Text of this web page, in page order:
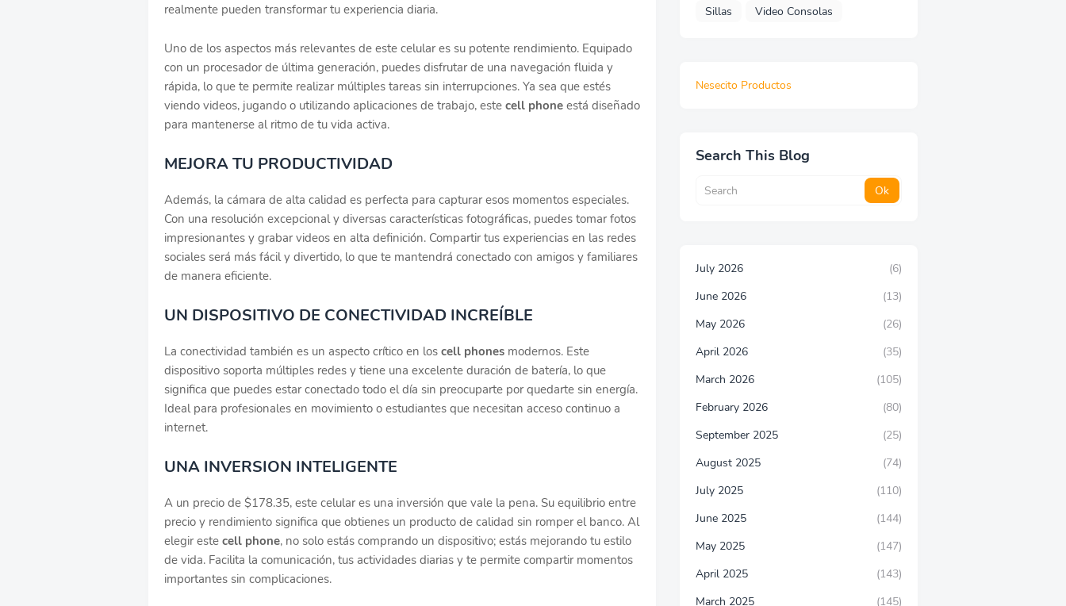
realmente pueden transformar tu experiencia diaria.
Uno de los aspectos más relevantes de este celular es su potente rendimiento. Equipado
con un procesador de última generación, puedes disfrutar de una navegación fluida y
rápida, lo que te permite realizar múltiples tareas sin interrupciones. Ya sea que estés
viendo videos, jugando o utilizando aplicaciones de trabajo, este cell phone está diseñado
para mantenerse al ritmo de tu vida activa.
MEJORA TU PRODUCTIVIDAD
Además, la cámara de alta calidad es perfecta para capturar esos momentos especiales.
Con una resolución excepcional y diversas características fotográficas, puedes tomar fotos
impresionantes y grabar videos en alta definición. Compartir tus experiencias en las redes
sociales será más fácil y divertido, lo que te mantendrá conectado con amigos y familiares
de manera eficiente.
UN DISPOSITIVO DE CONECTIVIDAD INCREÍBLE
La conectividad también es un aspecto crítico en los cell phones modernos. Este
dispositivo soporta múltiples redes y tiene una excelente duración de batería, lo que
significa que puedes estar conectado todo el día sin preocuparte por quedarte sin energía.
Ideal para profesionales en movimiento o estudiantes que necesitan acceso continuo a
internet.
UNA INVERSION INTELIGENTE
A un precio de $178.35, este celular es una inversión que vale la pena. Su equilibrio entre
precio y rendimiento significa que obtienes un producto de calidad sin romper el banco. Al
elegir este cell phone, no solo estás comprando un dispositivo; estás mejorando tu estilo
de vida. Facilita la comunicación, tus actividades diarias y te permite compartir momentos
importantes sin complicaciones.
Sillas
Video Consolas
Nesecito Productos
Search This Blog
July 2026
(6)
June 2026
(13)
May 2026
(26)
April 2026
(35)
March 2026
(105)
February 2026
(80)
September 2025
(25)
August 2025
(74)
July 2025
(110)
June 2025
(144)
May 2025
(147)
April 2025
(143)
March 2025
(145)